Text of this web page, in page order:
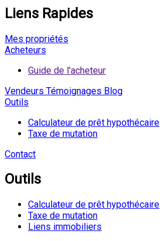
Liens Rapides
Mes propriétés
Acheteurs
Guide de l'acheteur
Vendeurs Témoignages Blog
Outils
Calculateur de prêt hypothécaire
Taxe de mutation
Contact
Outils
Calculateur de prêt hypothécaire
Taxe de mutation
Liens immobiliers